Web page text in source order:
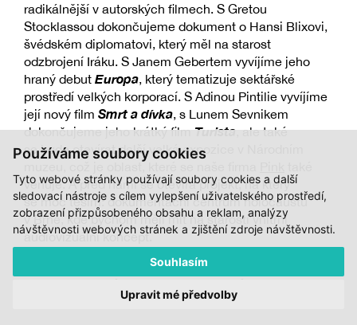
Používáme soubory cookies
Tyto webové stránky používají soubory cookies a další
sledovací nástroje s cílem vylepšení uživatelského prostředí,
zobrazení přizpůsobeného obsahu a reklam, analýzy
návštěvnosti webových stránek a zjištění zdroje návštěvnosti.
Souhlasím
Upravit mé předvolby
radikálnější v autorských filmech. S Gretou
Stocklassou dokončujeme dokument o Hansi Blixovi,
švédském diplomatovi, který měl na starost
odzbrojení Iráku. S Janem Gebertem vyvíjíme jeho
hraný debut Europa, který tematizuje sektářské
prostředí velkých korporací. S Adinou Pintilie vyvíjíme
její nový film Smrt a dívka, s Lunem Sevnikem
dokončujeme jeho krátký filmTurista, ale také
se bude otevírat další velká expozice v Národním
muzeu, což je oblast, které se naše firma
věnuje. A před námi se otevírá projekt, na který
se moc těším: dokumentační centrum holocaustu
v Brně, kde bychom měli mít na starosti vnitřní
audiovizuální koncept.
Právě jste se měl vrátit z Berlinale, kde jste
na němž pracujete s Olmem Omerzuem.